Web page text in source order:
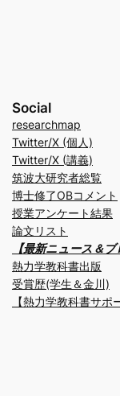
Social
researchmap
Twitter/X (個人)
Twitter/X (講義)
筑波大研究者総覧
博士修了OBコメント
授業アンケート結果
論文リスト
【最新ニュース＆ブ
熱力学教科書出版
受賞歴(学生＆金川)
【熱力学教科書サポ